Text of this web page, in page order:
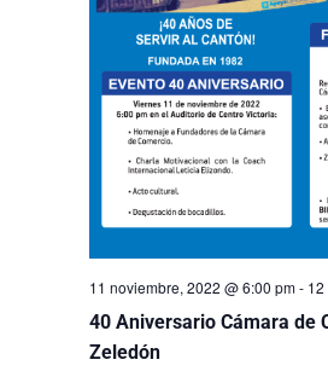
40 Aniversario Cámara de
Zeledón
11 noviembre, 2022 @ 6:00 pm-